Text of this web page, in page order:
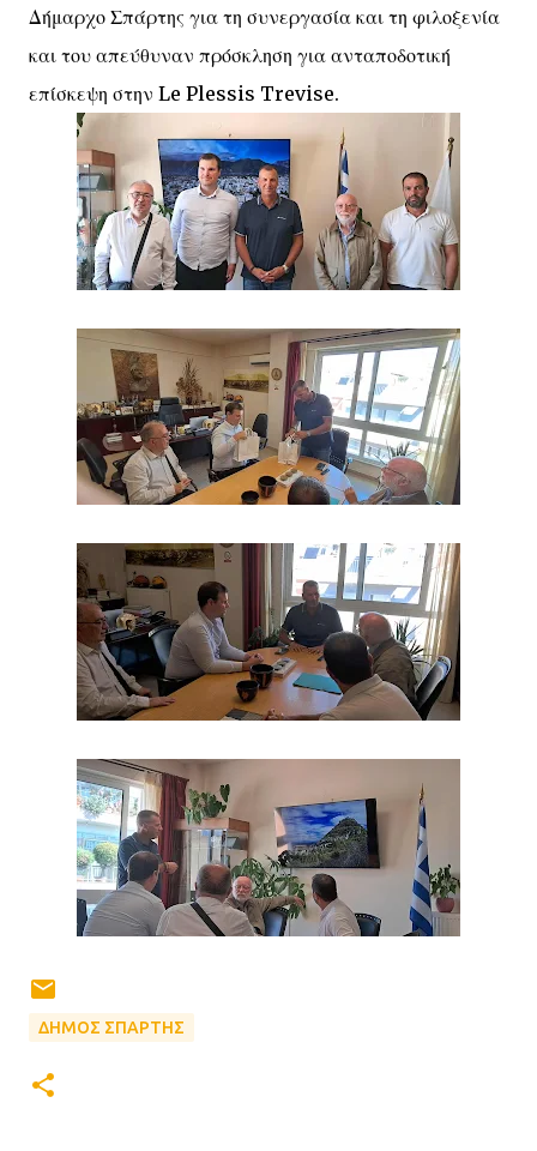
Δήμαρχο Σπάρτης για τη συνεργασία και τη φιλοξενία
και του απεύθυναν πρόσκληση για ανταποδοτική
επίσκεψη στην Le Plessis Trevise.
ΔΗΜΟΣ ΣΠΑΡΤΗΣ